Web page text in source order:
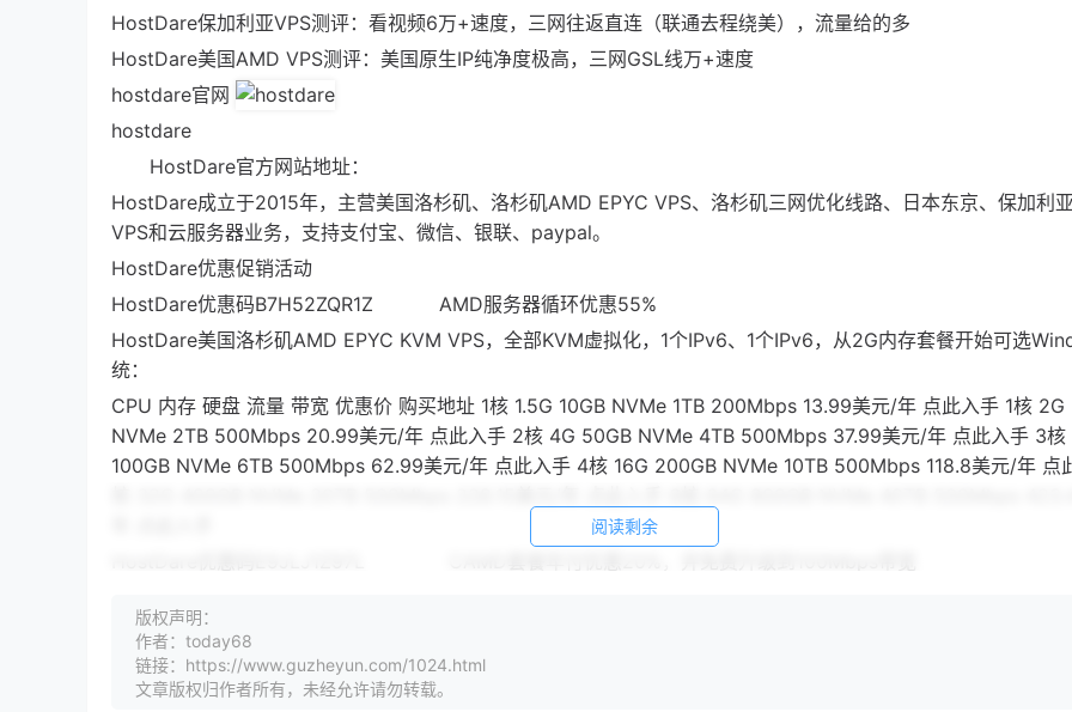
HostDare保加利亚VPS测评：看视频6万+速度，三网往返直连（联通去程绕美），流量给的多
HostDare美国AMD VPS测评：美国原生IP纯净度极高，三网GSL线万+速度
hostdare官网
hostdare
HostDare官方网站地址：
HostDare成立于2015年，主营美国洛杉矶、洛杉矶AMD EPYC VPS、洛杉矶三网优化线路、日本东京、保加利
VPS和云服务器业务，支持支付宝、微信、银联、paypal。
HostDare优惠促销活动
HostDare优惠码B7H52ZQR1Z AMD服务器循环优惠55%
HostDare美国洛杉矶AMD EPYC KVM VPS，全部KVM虚拟化，1个IPv6、1个IPv6，从2G内存套餐开始可选
统：
CPU 内存 硬盘 流量 带宽 优惠价 购买地址 1核 1.5G 10GB NVMe 1TB 200Mbps 13.99美元/年 点此入手 1核 2G
NVMe 2TB 500Mbps 20.99美元/年 点此入手 2核 4G 50GB NVMe 4TB 500Mbps 37.99美元/年 点此入手 3核
100GB NVMe 6TB 500Mbps 62.99美元/年 点此入手 4核 16G 200GB NVMe 10TB 500Mbps 118.8美元/年 点
HostDare美国CN2 GIA线路+AMD EPYC处理器CAMD套餐，全部1个IPv4、/64 IPv6：
CPU 内存 硬盘 流量 带宽 优惠价 购买地址 1核 1.5G 10GB NVMe 500GB 100Mbps 25.83美元/年 点此购买 1核
25GB NVMe 1.2TB 100Mbps 40.11美元/年 点此购买 2核 4G 50GB NVMe 2TB 100Mbps 61.87美元/年 点此购
阅读剩余
版权声明：
作者：today68
链接：https://www.guzheyun.com/1024.html
文章版权归作者所有，未经允许请勿转载。